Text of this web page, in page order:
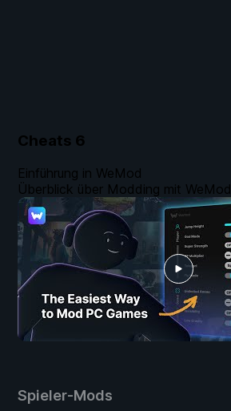
Cheats 6
Spieler-Mods
Einführung in WeMod
Überblick über Modding mit WeMod